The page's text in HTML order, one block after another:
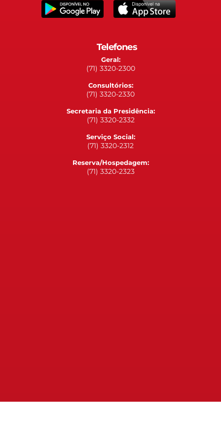
Telefones
Geral:
(71) 3320-2300
Consultórios:
(71) 3320-2330
Secretaria da Presidência:
(71) 3320-2332
Serviço Social:
(71) 3320-2312
Reserva/Hospedagem:
(71) 3320-2323